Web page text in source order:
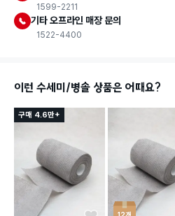
1599-2211
기타 오프라인 매장 문의
1522-4400
이런 수세미/병솔 상품은 어때요?
구매 4.6만+
12개